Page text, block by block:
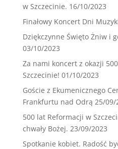
w Szczecinie. 16/10/2023
Finałowy Koncert Dni
Dziękczynne Święto Żniw i
03/10/2023
Za nami koncert z okazji
Szczecinie! 01/10/2023
Goście z Ekumenicznego
Frankfurtu nad Odrą 25/09/
500 lat Reformacji w
chwały Bożej. 23/09/2023
Spotkanie kobiet. Radość